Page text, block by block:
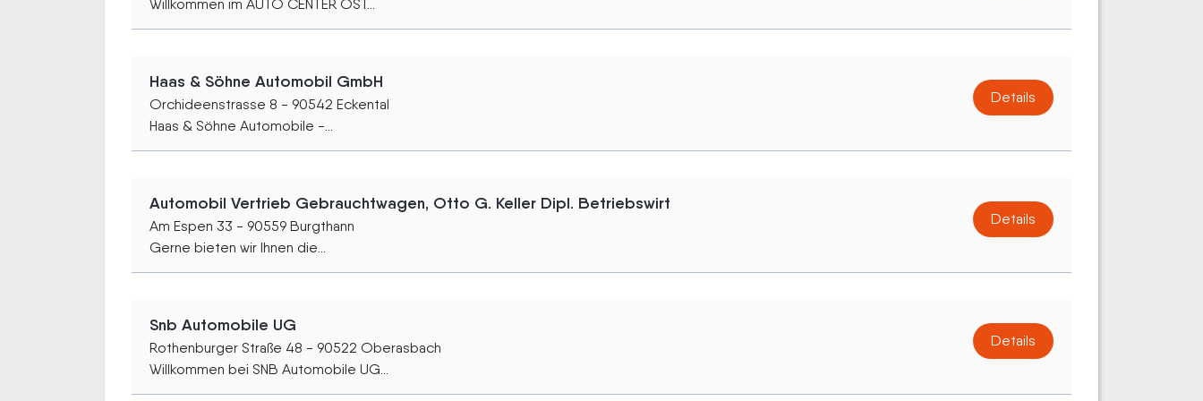
Willkommen im AUTO CENTER OST...
Haas & Söhne Automobil GmbH
Orchideenstrasse 8 - 90542 Eckental
Haas & Söhne Automobile -...
Details
Automobil Vertrieb Gebrauchtwagen, Otto G. Keller Dipl. Betriebswirt
Am Espen 33 - 90559 Burgthann
Gerne bieten wir Ihnen die...
Details
Snb Automobile UG
Rothenburger Straße 48 - 90522 Oberasbach
Willkommen bei SNB Automobile UG...
Details